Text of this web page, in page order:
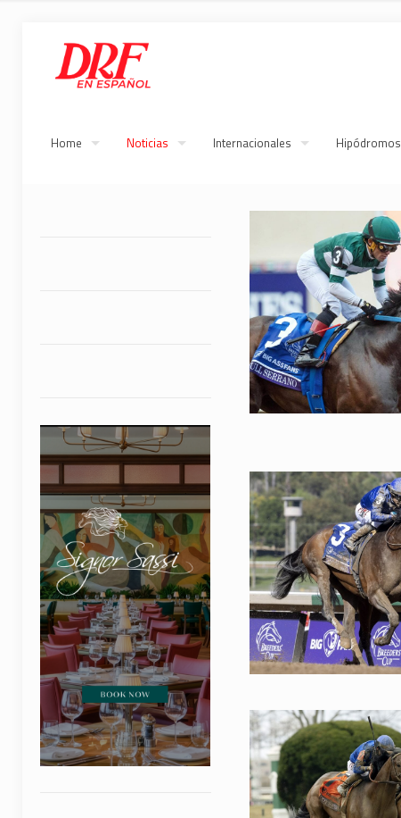
Home Noticias Internacionales Hipódromos